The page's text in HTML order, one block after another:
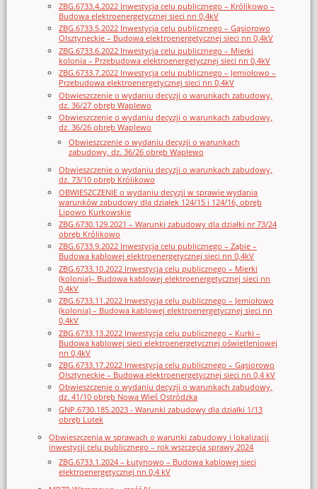
ZBG.6733.4.2022 Inwestycja celu publicznego – Królikowo –
Budowa elektroenergetycznej sieci nn 0,4kV
ZBG.6733.5.2022 Inwestycja celu publicznego – Gąsiorowo
Olsztyneckie – Budowa elektroenergetycznej sieci nn 0,4kV
ZBG.6733.6.2022 Inwestycja celu publicznego – Mierki
kolonia – Przebudowa elektroenergetycznej sieci nn 0,4kV
ZBG.6733.7.2022 Inwestycja celu publicznego – Jemiołowo –
Przebudowa elektroenergetycznej sieci nn 0,4kV
Obwieszczenie o wydaniu decyzji o warunkach zabudowy,
dz. 36/27 obręb Waplewo
Obwieszczenie o wydaniu decyzji o warunkach zabudowy,
dz. 36/26 obręb Waplewo
Obwieszczenie o wydaniu decyzji o warunkach
zabudowy, dz. 36/26 obręb Waplewo
Obwieszczenie o wydaniu decyzji o warunkach zabudowy,
dz. 73/10 obręb Królikowo
OBWIESZCZENIE o wydaniu decyzji w sprawie wydania
warunków zabudowy dla działek 124/15 i 124/16, obręb
Lipowo Kurkowskie
ZBG.6730.129.2021 – Warunki zabudowy dla działki nr 73/24
obręb Królikowo
ZBG.6733.9.2022 Inwestycja celu publicznego – Ząbie –
Budowa kablowej elektroenergetycznej sieci nn 0,4kV
ZBG.6733.10.2022 Inwestycja celu publicznego – Mierki
(kolonia)– Budowa kablowej elektroenergetycznej sieci nn
0,4kV
ZBG.6733.11.2022 Inwestycja celu publicznego – Jemiołowo
(kolonia) – Budowa kablowej elektroenergetycznej sieci nn
0,4kV
ZBG.6733.13.2022 Inwestycja celu publicznego – Kurki –
Budowa kablowej sieci elektroenergetycznej oświetleniowej
nn 0,4kV
ZBG.6733.17.2022 Inwestycja celu publicznego – Gąsiorowo
Olsztyneckie – Budowa elektroenergetycznej sieci nn 0,4 kV
Obwieszczenie o wydaniu decyzji o warunkach zabudowy,
dz. 41/10 obręb Nowa Wieś Ostródzka
GNP.6730.185.2023 - Warunki zabudowy dla działki 1/13
obręb Lutek
Obwieszczenia w sprawach o warunki zabudowy i lokalizacji
inwestycji celu publicznego – rok wszczęcia sprawy 2024
ZBG.6733.1.2024 – Łutynowo – Budowa kablowej sieci
elektroenergetycznej nn 0,4 kV